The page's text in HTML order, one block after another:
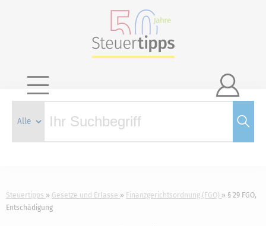

Steuertipps Gesetze und Erlasse Finanzgerichtsordnung (FGO)
§ 29 FGO,
Entschädigung